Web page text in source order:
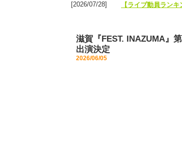
[2026/07/28] 【ライブ動員ラン
[2026/07/28] 【ライブ動員ラン
滋賀『FEST. INAZUMA』
出演決定
2026/06/05